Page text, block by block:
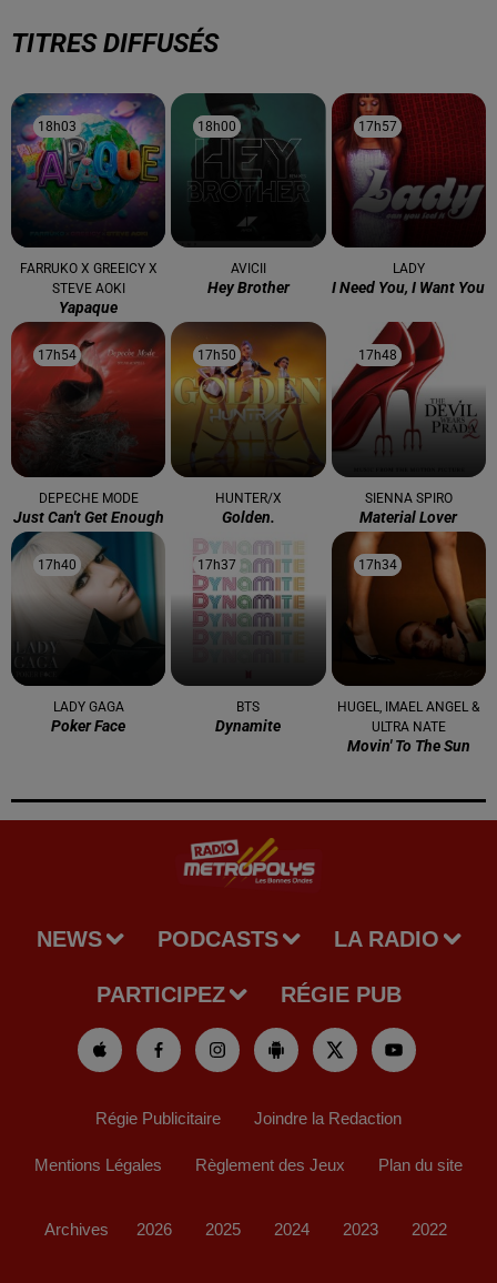
TITRES DIFFUSÉS
18h03
18h03
FARRUKO X GREEICY X
STEVE AOKI
Yapaque
18h00
18h00
AVICII
Hey Brother
17h57
17h57
LADY
I Need You, I Want You
17h54
17h54
DEPECHE MODE
Just Can't Get Enough
17h50
17h50
HUNTER/X
Golden.
17h48
17h48
SIENNA SPIRO
Material Lover
17h40
17h40
LADY GAGA
Poker Face
17h37
17h37
BTS
Dynamite
17h34
17h34
HUGEL, IMAEL ANGEL &
ULTRA NATE
Movin' To The Sun
NEWS PODCASTS LA RADIO
PARTICIPEZ RÉGIE PUB
Régie Publicitaire Joindre la Redaction
Mentions Légales Règlement des Jeux Plan du site
Archives 2026 2025 2024 2023 2022